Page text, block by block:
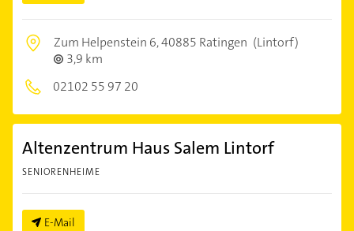
Zum Helpenstein 6,40885 Ratingen (Lintorf)
3,9 km
02102 55 97 20
Altenzentrum Haus Salem Lintorf
SENIORENHEIME
E-Mail